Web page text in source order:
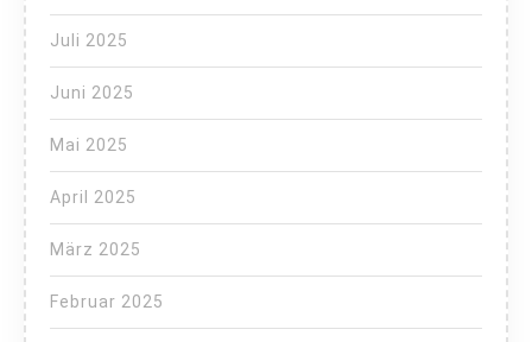
Juli 2025
Juni 2025
Mai 2025
April 2025
März 2025
Februar 2025